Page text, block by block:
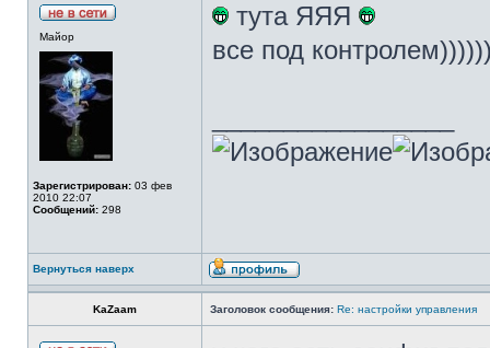
Майор
Зарегистрирован: 03 фев
2010 22:07
Сообщений: 298
тута ЯЯЯ
все под
Вернуться наверх
KaZaam Заголовок сообщения: Re: настройки управления